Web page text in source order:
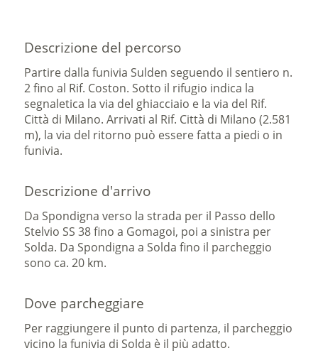
Descrizione del percorso
Partire dalla funivia Sulden seguendo il sentiero n.
2 fino al Rif. Coston. Sotto il rifugio indica la
segnaletica la via del ghiacciaio e la via del Rif.
Città di Milano. Arrivati al Rif. Città di Milano (2.581
m), la via del ritorno può essere fatta a piedi o in
funivia.
Descrizione d'arrivo
Da Spondigna verso la strada per il Passo dello
Stelvio SS 38 fino a Gomagoi, poi a sinistra per
Solda. Da Spondigna a Solda fino il parcheggio
sono ca. 20 km.
Dove parcheggiare
Per raggiungere il punto di partenza, il parcheggio
vicino la funivia di Solda è il più adatto.